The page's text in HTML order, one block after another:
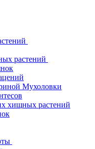
растений
Мухоловки
хищных растений